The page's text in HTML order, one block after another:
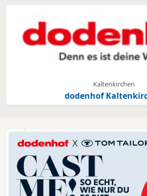
Kaltenkirchen
dodenhof